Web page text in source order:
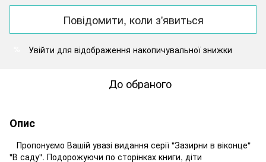
Повідомити, коли з'явиться
Увійти для відображення накопичувальної знижки
До обраного
Опис
Пропонуємо Вашій увазі видання серії "Зазирни в віконце"
"В саду". Подорожуючи по сторінках книги, діти